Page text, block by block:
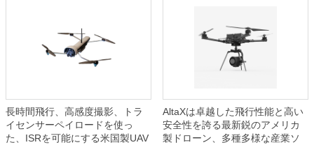
長時間飛行、高感度撮影、トラ
イセンサーペイロードを使っ
た、ISRを可能にする米国製UAV
AltaXは卓越した飛行性能と高い
安全性を誇る最新鋭のアメリカ
製ドローン、多種多様な産業ソ